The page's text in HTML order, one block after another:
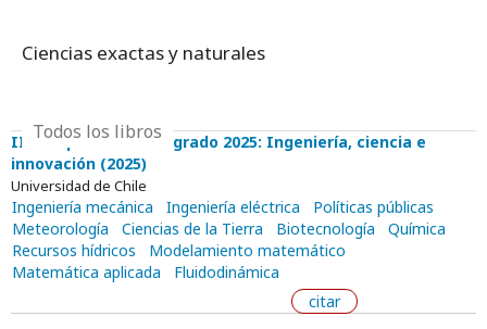
Ciencias exactas y naturales
Todos los libros
III Simposio de Postgrado 2025: Ingeniería, ciencia e
innovación (2025)
Universidad de Chile
Ingeniería mecánica Ingeniería eléctrica
Políticas públicas
Meteorología
Ciencias de la Tierra Biotecnología
Química
Recursos hídricos
Modelamiento matemático
Matemática aplicada
Fluidodinámica
citar